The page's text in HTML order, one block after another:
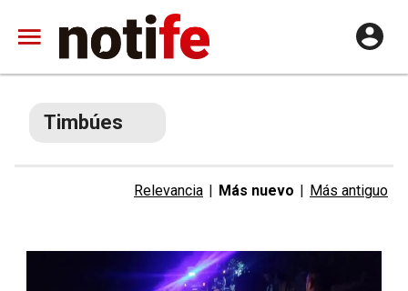
Timbúes
Relevancia | Más nuevo | Más antiguo